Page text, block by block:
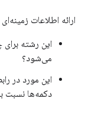
ارائه اطلاعات
این رشته برای
می‌شود؟
این مورد در
دکمه‌ها نسبت